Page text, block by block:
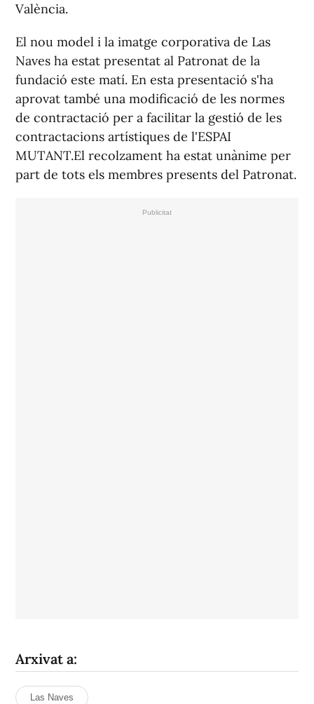
València.
El nou model i la imatge corporativa de Las
Naves ha estat presentat al Patronat de la
fundació este matí. En esta presentació s'ha
aprovat també una modificació de les normes
de contractació per a facilitar la gestió de les
contractacions artístiques de l'ESPAI
MUTANT.El recolzament ha estat unànime per
part de tots els membres presents del Patronat.
Arxivat a:
Las Naves